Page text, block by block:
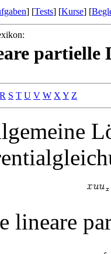
] [Tests] [Kurse] [
partielle
R S T U V W X Y Z
lineare